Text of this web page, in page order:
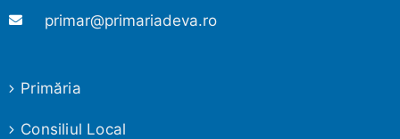
primar@primariadeva.ro
Primăria
Consiliul Local